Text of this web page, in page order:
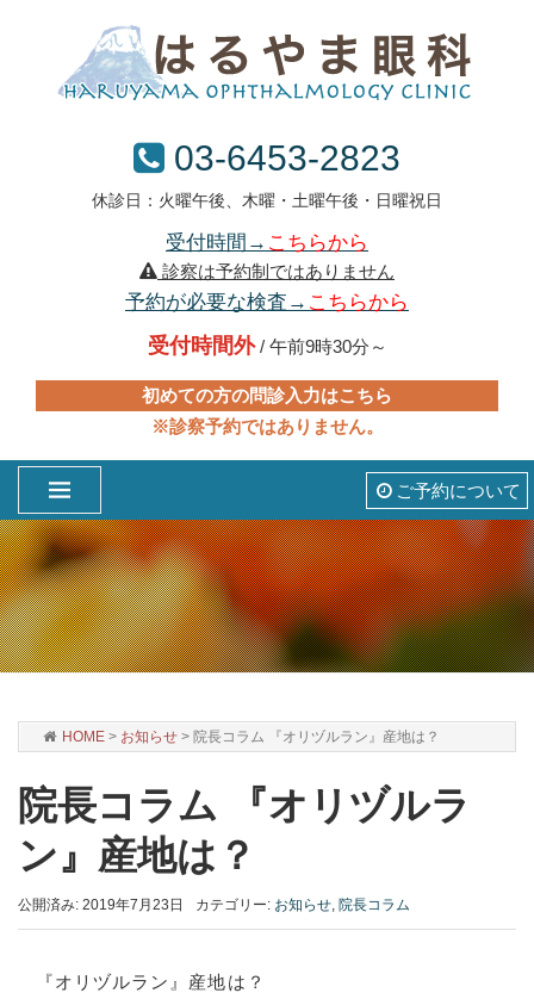
03-6453-2823
休診日：火曜午後、木曜・土曜午後・日曜祝日
受付時間→ こちらから
診察は予約制ではありません
予約が必要な検査→ こちらから
受付時間外/ 午前9時30分～
初めての方の問診入力はこちら
※診察予約ではありません。
ご予約について
HOME > お知らせ > 院長コラム 『オリヅルラン』産地は？
院長コラム 『オリヅルラ
ン』産地は？
公開済み: 2019年7月23日 カテゴリー: お知らせ, 院長コラム
『オリヅルラン』産地は？